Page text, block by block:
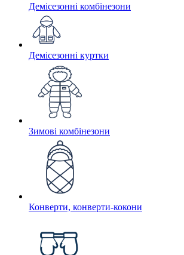
Демісезонні комбінезони
Демісезонні куртки
Зимові комбінезони
Конверти, конверти-кокони